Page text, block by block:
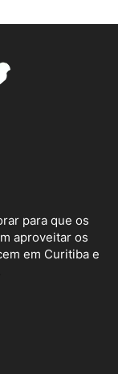
para que os
aproveitar os
em Curitiba e